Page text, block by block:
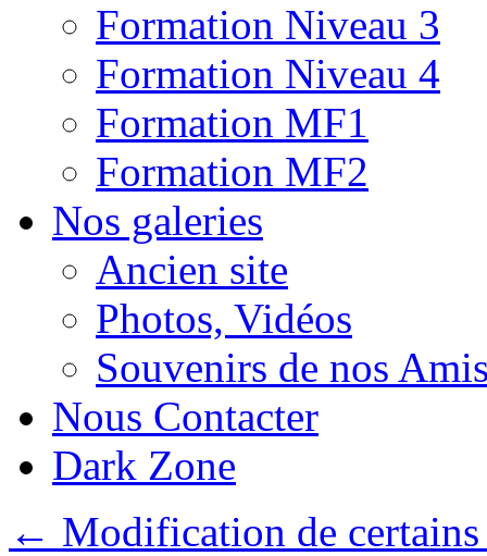
Formation Niveau 3
Formation Niveau 4
Formation MF1
Formation MF2
Nos galeries
Ancien site
Photos, Vidéos
Souvenirs de nos
Nous Contacter
Dark Zone
← Modification de